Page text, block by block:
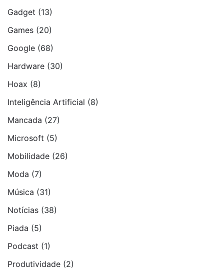
Gadget (13)
Games (20)
Google (68)
Hardware (30)
Hoax (8)
Inteligência Artificial (8)
Mancada (27)
Microsoft (5)
Mobilidade (26)
Moda (7)
Música (31)
Notí­cias (38)
Piada (5)
Podcast (1)
Produtividade (2)